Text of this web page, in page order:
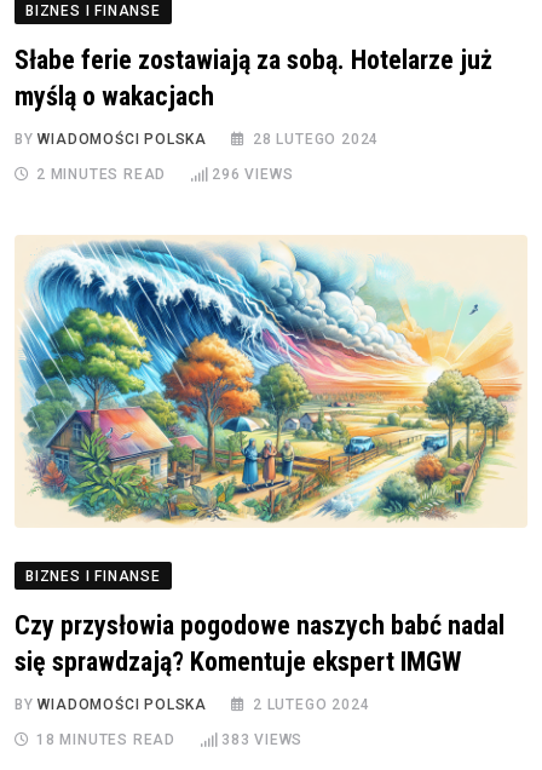
BIZNES I FINANSE
Słabe ferie zostawiają za sobą. Hotelarze już
myślą o wakacjach
BYWIADOMOŚCI POLSKA 28 LUTEGO 2024
2 MINUTES READ 296 VIEWS
BIZNES I FINANSE
Czy przysłowia pogodowe naszych babć nadal
się sprawdzają? Komentuje ekspert IMGW
BYWIADOMOŚCI POLSKA 2 LUTEGO 2024
18 MINUTES READ 383 VIEWS